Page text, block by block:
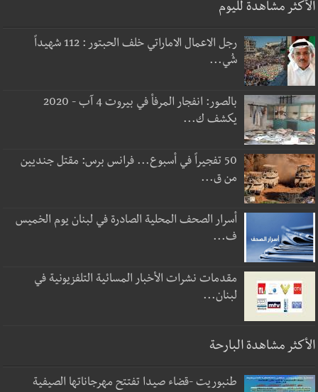
الأكثر مشاهدة لليوم
رجل الاعمال الاماراتي خلف الحبتور : 112 شهيداً
شُي...
بالصور: انفجار المرفأ في بيروت 4 آب - 2020
يكشف ك...
50 تفجيراً في أسبوع... فرانس برس: مقتل جنديين
من ق...
أسرار الصحف المحلية الصادرة في لبنان يوم الخميس
ف...
مقدمات نشرات الأخبار المسائية التلفزيونية في
لبنان...
الأكثر مشاهدة البارحة
طنبوريت -قضاء صيدا تفتتح مهرجاناتها الصيفية